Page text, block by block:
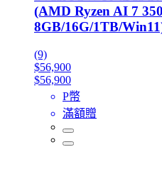
(AMD Ryzen AI 7
8GB/16G/1TB/
(9)
$56,900
$56,900
P幣
滿額贈